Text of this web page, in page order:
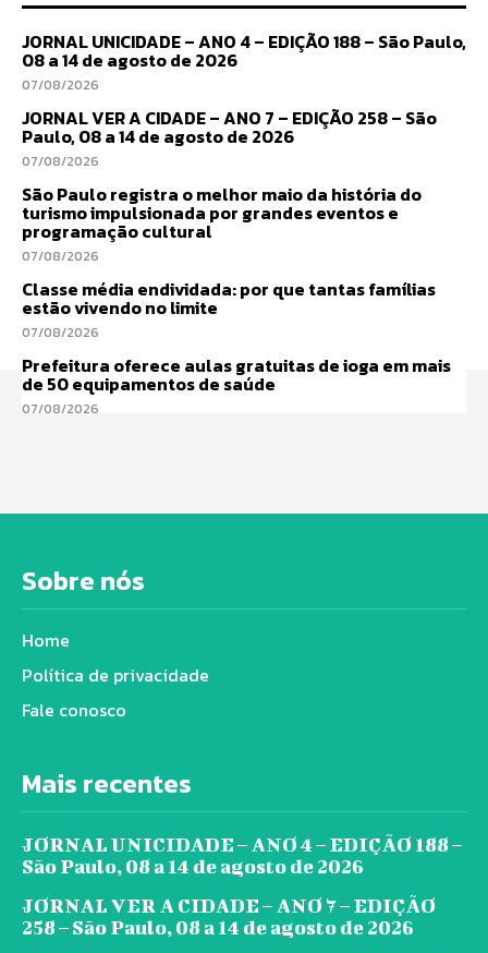
JORNAL UNICIDADE – ANO 4 – EDIÇÃO 188 – São Paulo,
08 a 14 de agosto de 2026
07/08/2026
JORNAL VER A CIDADE – ANO 7 – EDIÇÃO 258 – São
Paulo, 08 a 14 de agosto de 2026
07/08/2026
São Paulo registra o melhor maio da história do
turismo impulsionada por grandes eventos e
programação cultural
07/08/2026
Classe média endividada: por que tantas famílias
estão vivendo no limite
07/08/2026
Prefeitura oferece aulas gratuitas de ioga em mais
de 50 equipamentos de saúde
07/08/2026
Sobre nós
Home
Política de privacidade
Fale conosco
Mais recentes
JORNAL UNICIDADE – ANO 4 – EDIÇÃO 188 –
São Paulo, 08 a 14 de agosto de 2026
JORNAL VER A CIDADE – ANO 7 – EDIÇÃO
258 – São Paulo, 08 a 14 de agosto de 2026